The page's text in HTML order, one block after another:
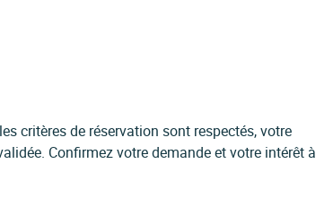
critères de réservation sont respectés, votre
Confirmez votre demande et votre intérêt à